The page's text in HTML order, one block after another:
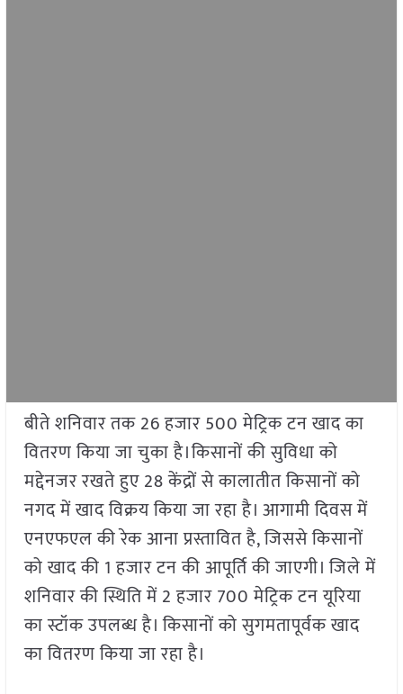
बीते शनिवार तक 26 हजार 500 मेट्रिक टन खाद का
वितरण किया जा चुका है।किसानों की सुविधा को
मद्देनजर रखते हुए 28 केंद्रों से कालातीत किसानों को
नगद में खाद विक्रय किया जा रहा है। आगामी दिवस में
एनएफएल की रेक आना प्रस्तावित है, जिससे किसानों
को खाद की 1 हजार टन की आपूर्ति की जाएगी। जिले में
शनिवार की स्थिति में 2 हजार 700 मेट्रिक टन यूरिया
का स्टॉक उपलब्ध है। किसानों को सुगमतापूर्वक खाद
का वितरण किया जा रहा है।